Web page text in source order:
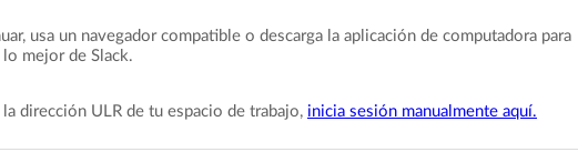
usa un navegador compatible o descarga la aplicación de computadora para
mejor de Slack.
dirección ULR de tu espacio de trabajo, inicia sesión manualmente aquí.